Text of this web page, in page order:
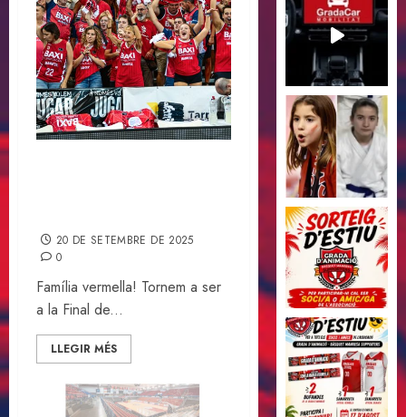
20 DE SETEMBRE DE 2025
0
Família vermella! Tornem a ser
a la Final de...
LLEGIR MÉS